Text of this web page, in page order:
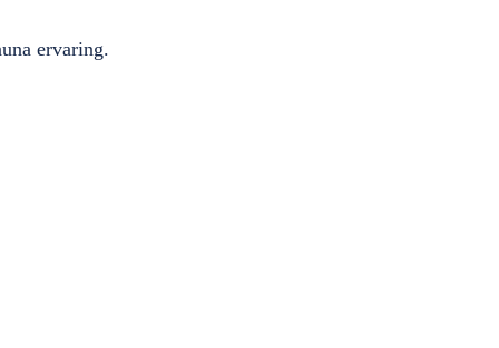
ervaring.